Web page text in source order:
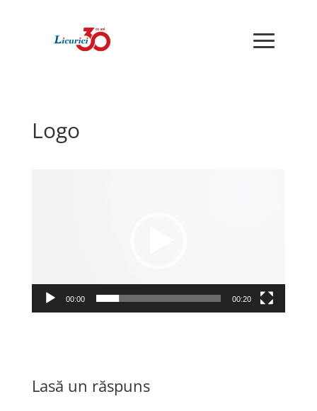
Logo
00:00 00:20
Lasă un răspuns